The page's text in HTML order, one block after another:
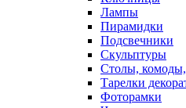
Лампы
Пирамидки
Подсвечники
Скульптуры
Столы,
Тарелки
Фоторамки